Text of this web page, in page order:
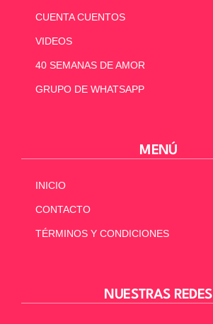
CUENTA CUENTOS
VIDEOS
40 SEMANAS DE AMOR
GRUPO DE WHATSAPP
MENÚ
INICIO
CONTACTO
TÉRMINOS Y CONDICIONES
NUESTRAS REDES